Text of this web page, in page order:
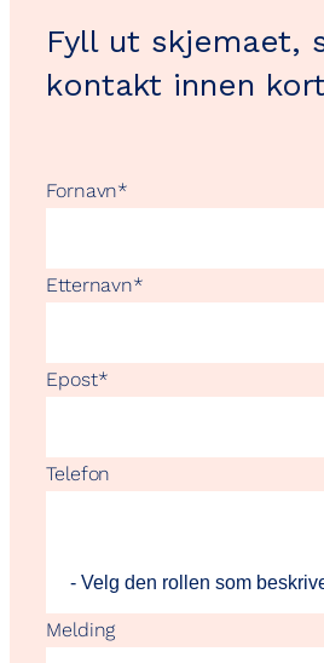
Fyll ut skjemaet,
kontakt innen
Fornavn*
Etternavn*
Epost*
Telefon
Melding